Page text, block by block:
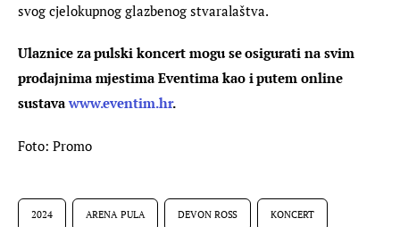
svog cjelokupnog glazbenog stvaralaštva.
Ulaznice za pulski koncert mogu se osigurati na svim
prodajnima mjestima Eventima kao i putem online
sustava www.eventim.hr.
Foto: Promo
2024 ARENA PULA DEVON ROSS KONCERT